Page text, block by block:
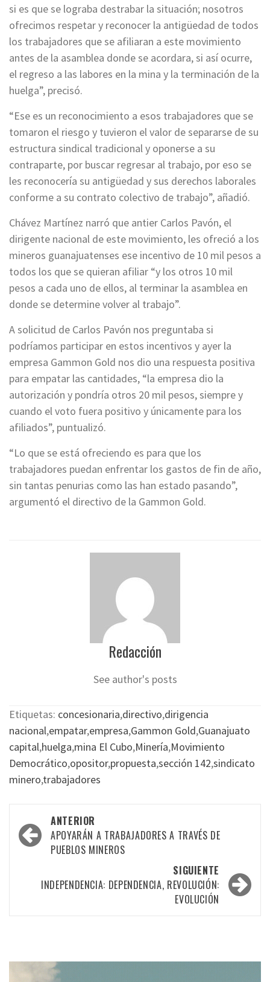
si es que se lograba destrabar la situación; nosotros
ofrecimos respetar y reconocer la antigüedad de todos
los trabajadores que se afiliaran a este movimiento
antes de la asamblea donde se acordara, si así ocurre,
el regreso a las labores en la mina y la terminación de la
huelga”, precisó.
“Ese es un reconocimiento a esos trabajadores que se
tomaron el riesgo y tuvieron el valor de separarse de su
estructura sindical tradicional y oponerse a su
contraparte, por buscar regresar al trabajo, por eso se
les reconocería su antigüedad y sus derechos laborales
conforme a su contrato colectivo de trabajo”, añadió.
Chávez Martínez narró que antier Carlos Pavón, el
dirigente nacional de este movimiento, les ofreció a los
mineros guanajuatenses ese incentivo de 10 mil pesos a
todos los que se quieran afiliar “y los otros 10 mil
pesos a cada uno de ellos, al terminar la asamblea en
donde se determine volver al trabajo”.
A solicitud de Carlos Pavón nos preguntaba si
podríamos participar en estos incentivos y ayer la
empresa Gammon Gold nos dio una respuesta positiva
para empatar las cantidades, “la empresa dio la
autorización y pondría otros 20 mil pesos, siempre y
cuando el voto fuera positivo y únicamente para los
afiliados”, puntualizó.
“Lo que se está ofreciendo es para que los
trabajadores puedan enfrentar los gastos de fin de año,
sin tantas penurias como las han estado pasando”,
argumentó el directivo de la Gammon Gold.
Redacción
See author's posts
Etiquetas: concesionaria,directivo,dirigencia
nacional,empatar,empresa,Gammon Gold,Guanajuato
capital,huelga,mina El Cubo,Minería,Movimiento
Democrático,opositor,propuesta,sección 142,sindicato
minero,trabajadores
Navegación
por
entradas
ANTERIOR
APOYARÁN A TRABAJADORES A TRAVÉS DE
PUEBLOS MINEROS
SIGUIENTE
INDEPENDENCIA: DEPENDENCIA, REVOLUCIÓN:
EVOLUCIÓN